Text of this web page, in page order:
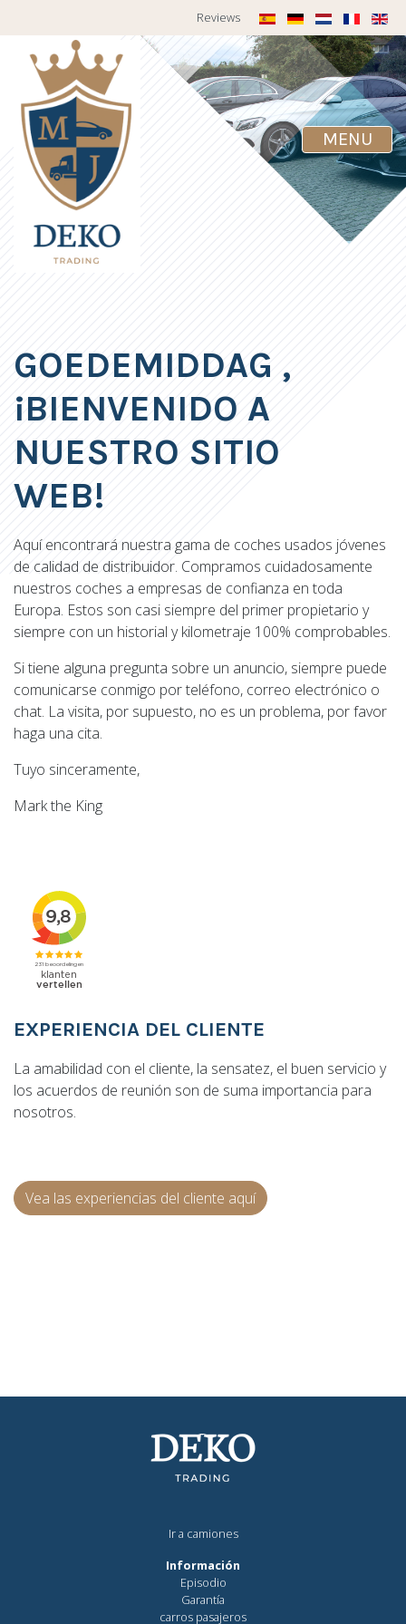
Reviews
MENU
GOEDEMIDDAG ,
¡BIENVENIDO A
NUESTRO SITIO
WEB!
Aquí encontrará nuestra gama de coches usados jóvenes
de calidad de distribuidor. Compramos cuidadosamente
nuestros coches a empresas de confianza en toda
Europa. Estos son casi siempre del primer propietario y
siempre con un historial y kilometraje 100% comprobables.
Si tiene alguna pregunta sobre un anuncio, siempre puede
comunicarse conmigo por teléfono, correo electrónico o
chat. La visita, por supuesto, no es un problema, por favor
haga una cita.
Tuyo sinceramente,
Mark the King
EXPERIENCIA DEL CLIENTE
La amabilidad con el cliente, la sensatez, el buen servicio y
los acuerdos de reunión son de suma importancia para
nosotros.
Vea las experiencias del cliente aquí
Ir a camiones
Información
Episodio
Garantía
carros pasajeros